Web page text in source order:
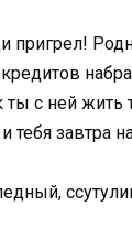
пригрел!
ты с ней жить
тебя завтра